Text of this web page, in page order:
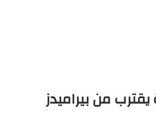
من بيراميدز